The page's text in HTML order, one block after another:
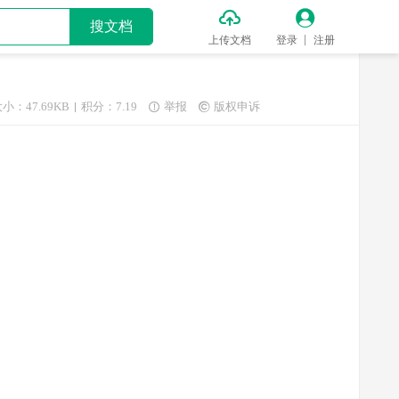
搜文档 
上传文档

登录 注册
小：47.69KB 积分：7.19  举报  版权申诉